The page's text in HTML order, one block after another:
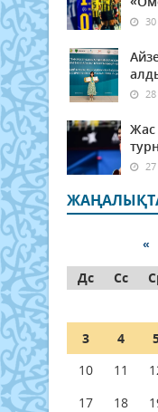
Жас
«
Дс
Сс
3
4
10
11
17
18